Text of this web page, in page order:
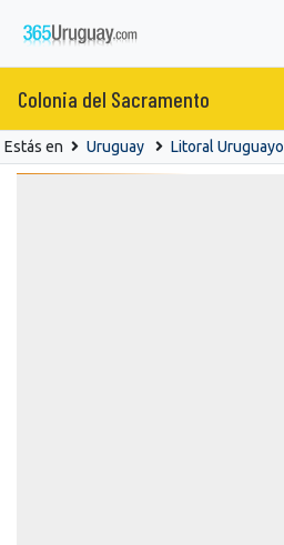
Colonia del Sacramento
Estás en Uruguay Litoral Uruguayo